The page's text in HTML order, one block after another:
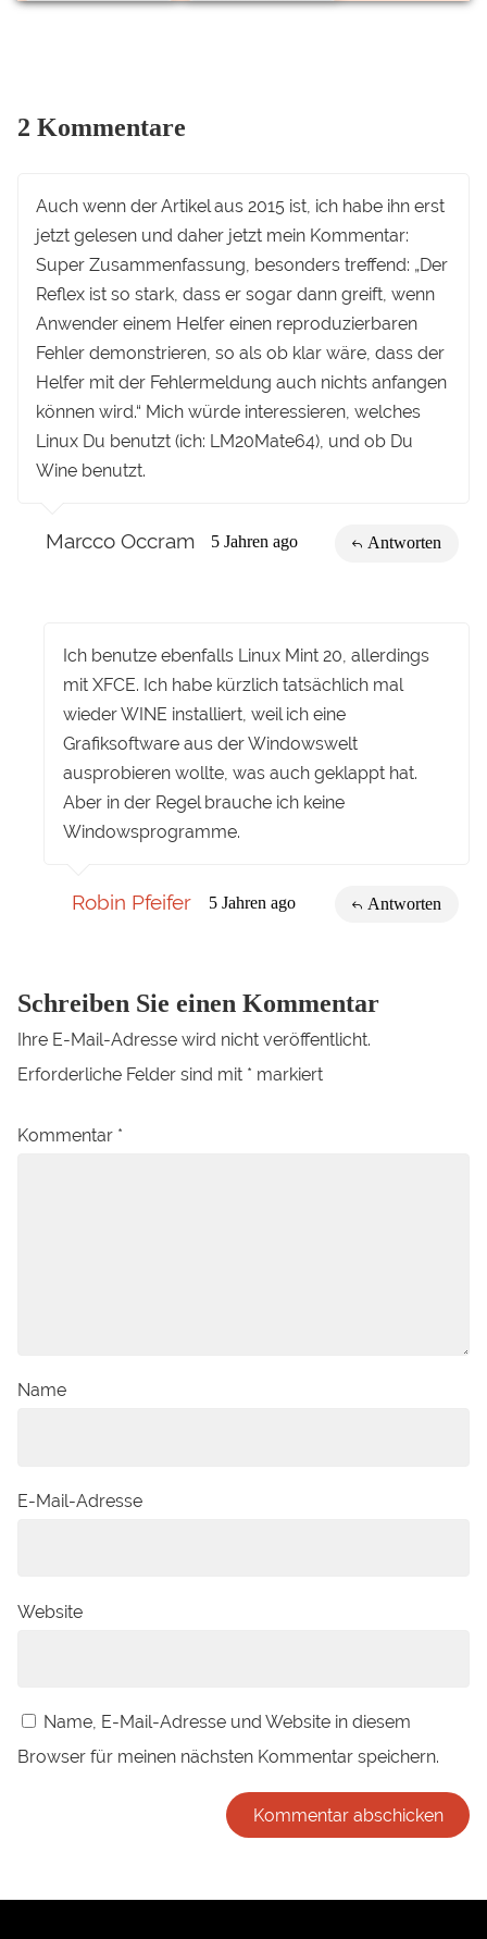
2 Kommentare
Auch wenn der Artikel aus 2015 ist, ich habe ihn erst
jetzt gelesen und daher jetzt mein Kommentar:
Super Zusammenfassung, besonders treffend: „Der
Reflex ist so stark, dass er sogar dann greift, wenn
Anwender einem Helfer einen reproduzierbaren
Fehler demonstrieren, so als ob klar wäre, dass der
Helfer mit der Fehlermeldung auch nichts anfangen
können wird.“ Mich würde interessieren, welches
Linux Du benutzt (ich: LM20Mate64), und ob Du
Wine benutzt.
Marcco Occram 5 Jahren ago Antworten
Ich benutze ebenfalls Linux Mint 20, allerdings
mit XFCE. Ich habe kürzlich tatsächlich mal
wieder WINE installiert, weil ich eine
Grafiksoftware aus der Windowswelt
ausprobieren wollte, was auch geklappt hat.
Aber in der Regel brauche ich keine
Windowsprogramme.
Robin Pfeifer 5 Jahren ago Antworten
Schreiben Sie einen Kommentar
Ihre E-Mail-Adresse wird nicht veröffentlicht.
Erforderliche Felder sind mit * markiert
Kommentar *
Name
E-Mail-Adresse
Website
Name, E-Mail-Adresse und Website in diesem
Browser für meinen nächsten Kommentar speichern.